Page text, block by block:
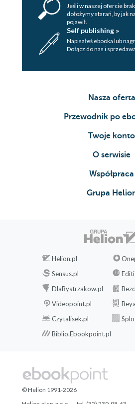
Jeśli w naszej ofercie
dołożymy starań, by jak
pojawił.
Self publishing »
Napisałeś ebooka lub
Dołącz do nas i
Nasza oferta
Przewodnik po
Twoje konto
O serwisie
Współpraca
Grupa
Helion.pl
Sensus.pl
DlaBystrzakow.pl
Videopoint.pl
Czytalisek.pl
Biblio.Ebookpoint.pl
© Helion 1991-2026